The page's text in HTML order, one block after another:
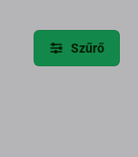
Szűrő